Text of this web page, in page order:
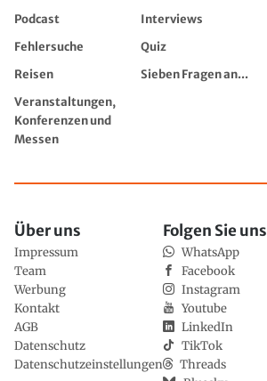
Podcast
Interviews
Fehlersuche
Quiz
Reisen
Sieben Fragen an...
Veranstaltungen,
Konferenzen und
Messen
Über uns
Impressum
Team
Werbung
Kontakt
AGB
Datenschutz
Datenschutzeinstellungen
Folgen Sie uns
WhatsApp
Facebook
Instagram
Youtube
LinkedIn
TikTok
Threads